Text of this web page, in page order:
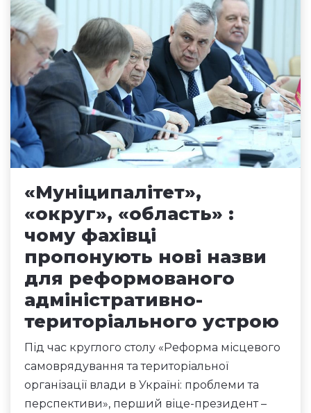
«Муніципалітет»,
«округ», «область» :
чому фахівці
пропонують нові назви
для реформованого
адміністративно-
територіального устрою
Під час круглого столу «Реформа місцевого
самоврядування та територіальної
організації влади в Україні: проблеми та
перспективи», перший віце-президент –